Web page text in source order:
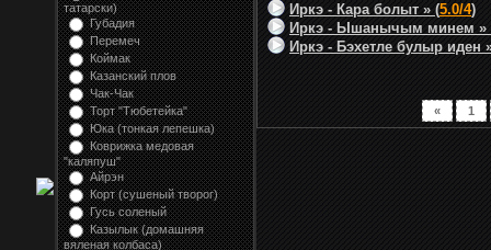
татарски)
Губадия
Перемеч
Коймак
Казанский плов
Чак-Чак
Торт "Тюбетейка"
Юка (тонкая лепешка)
Коврижка медовая
"каляпуш"
Айрэн
Корт (сушеный творог)
Гусь соленый
Казылык (домашняя
вяленая колбаса)
Иркэ - Кара болыт » (5.0/4)
Иркэ - Ышанычым минем »
Иркэ - Бэхетле булыр иден
« 1